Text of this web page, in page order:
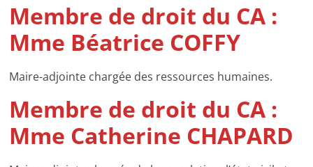
Membre de droit du CA :
Mme Béatrice COFFY
Maire-adjointe chargée des ressources humaines.
Membre de droit du CA :
Mme Catherine CHAPARD